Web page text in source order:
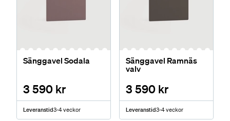
Sänggavel Sodala
3 590 kr
Leveranstid3-4 veckor
Sänggavel Ramnäs
valv
3 590 kr
Leveranstid3-4 veckor